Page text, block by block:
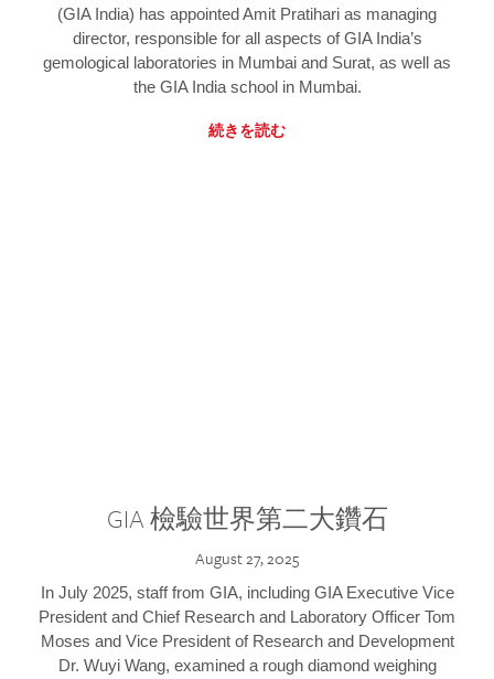
(GIA India) has appointed Amit Pratihari as managing
director, responsible for all aspects of GIA India’s
gemological laboratories in Mumbai and Surat, as well as
the GIA India school in Mumbai.
続きを読む
GIA 檢驗世界第二大鑽石
August 27, 2025
In July 2025, staff from GIA, including GIA Executive Vice
President and Chief Research and Laboratory Officer Tom
Moses and Vice President of Research and Development
Dr. Wuyi Wang, examined a rough diamond weighing